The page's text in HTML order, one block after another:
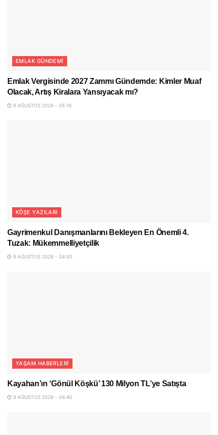
EMLAK GÜNDEMI
Emlak Vergisinde 2027 Zammı Gündemde: Kimler Muaf
Olacak, Artış Kiralara Yansıyacak mı?
9 AĞUSTOS 2026 - 05:16
KÖŞE YAZILARI
Gayrimenkul Danışmanlarını Bekleyen En Önemli 4.
Tuzak: Mükemmelliyetçilik
9 AĞUSTOS 2026 - 04:50
YAŞAM HABERLERI
Kayahan’ın ‘Gönül Köşkü’ 130 Milyon TL’ye Satışta
9 AĞUSTOS 2026 - 04:40